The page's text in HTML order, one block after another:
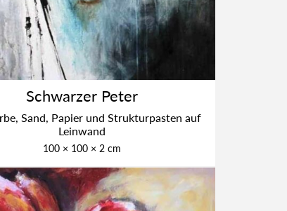
Schwar­zer Peter
Sand, Papier und Struk­tur­pas­ten auf
Lein­wand
100 × 100 × 2 cm